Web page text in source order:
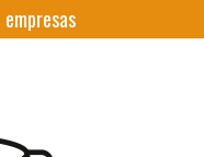
empresas